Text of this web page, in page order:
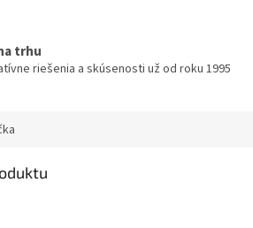
trhu
riešenia a skúsenosti už od roku 1995